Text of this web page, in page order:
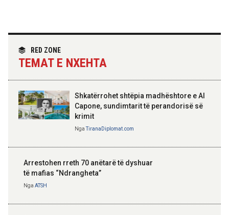
partneritetit strategjik
RED ZONE
TEMAT E NXEHTA
Shkatërrohet shtëpia madhështore e Al
Capone, sundimtarit të perandorisë së
krimit
NgaTiranaDiplomat.com
Arrestohen rreth 70 anëtarë të dyshuar
të mafias “Ndrangheta”
Nga ATSH